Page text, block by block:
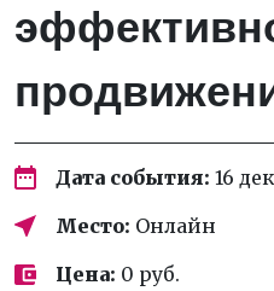
Дата события: 16
Место: Онлайн
Цена: 0 руб.